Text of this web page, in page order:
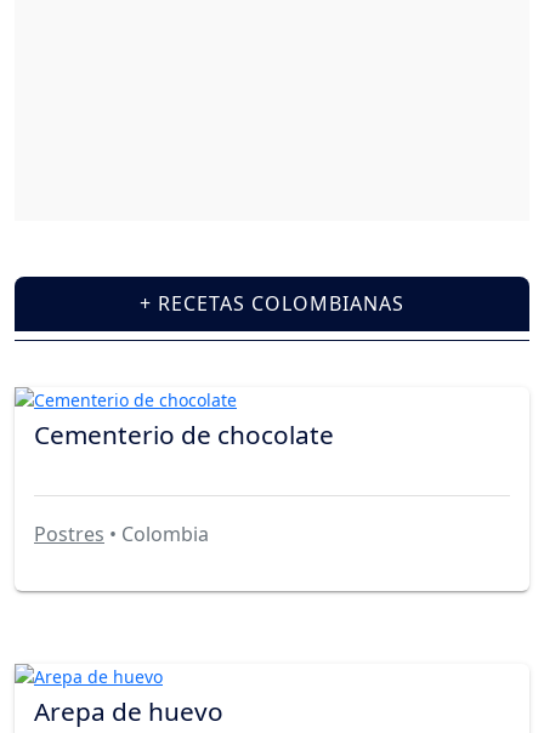
+ RECETAS COLOMBIANAS
Cementerio de chocolate
Postres • Colombia
Arepa de huevo